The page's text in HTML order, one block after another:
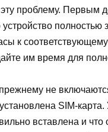
проблему. Первым
устройство полностью
к
им время для
не
SIM-карта.
вставлена и что